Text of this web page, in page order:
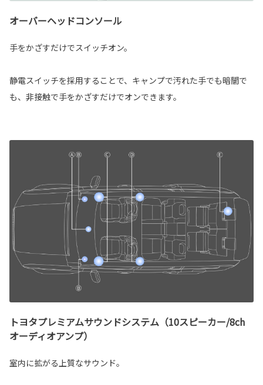
オーバーヘッドコンソール
手をかざすだけでスイッチオン。
静電スイッチを採用することで、キャンプで汚れた手でも暗闇で
も、非接触で手をかざすだけでオンできます。
トヨタプレミアムサウンドシステム（10スピーカー/8ch
オーディオアンプ）
室内に拡がる上質なサウンド。